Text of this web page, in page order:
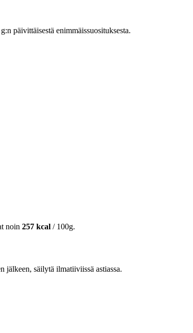
päivittäisestä enimmäissuosituksesta.
noin 257 kcal / 100g.
jälkeen, säilytä ilmatiiviissä astiassa.